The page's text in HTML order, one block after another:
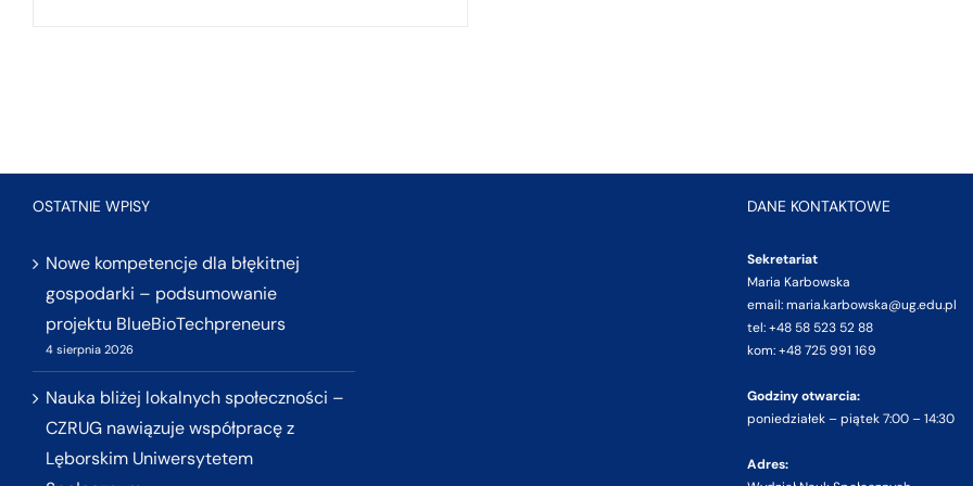
OSTATNIE WPISY
Nowe kompetencje dla błękitnej
gospodarki – podsumowanie
projektu BlueBioTechpreneurs
4 sierpnia 2026
Nauka bliżej lokalnych społeczności –
CZRUG nawiązuje współpracę z
Lęborskim Uniwersytetem
DANE KONTAKTOWE
Sekretariat
Maria Karbowska
email: maria.karbowska@ug.edu.pl
tel: +48 58 523 52 88
kom: +48 725 991 169
Godziny otwarcia:
poniedziałek – piątek 7:00 – 14:30
Adres: